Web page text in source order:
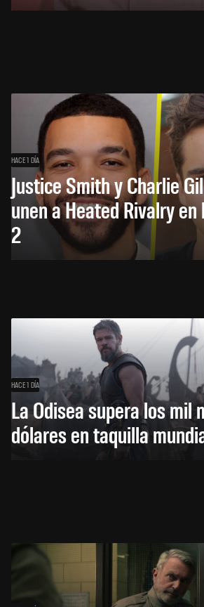
HACE 1 DÍA
Justice Smith y Charlie
unen a Heated Rivalry
2
HACE 1 DÍA
La Odisea supera los mil
dólares en taquilla